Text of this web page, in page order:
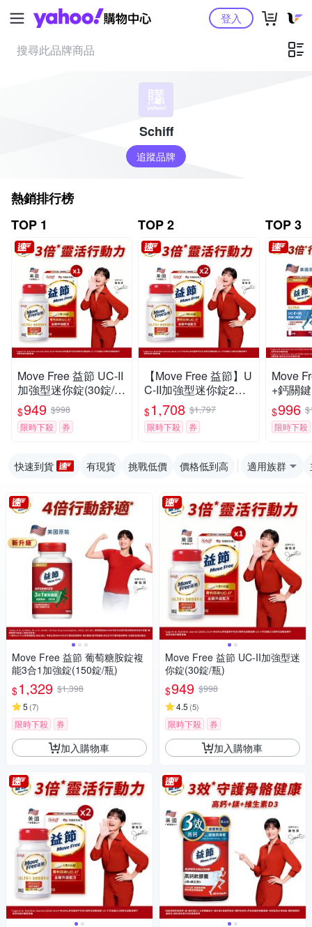
Yahoo購物中心登入
Schiff
追蹤品牌
熱銷排行榜
TOP 1
Move Free 益節 UC-II
加強型迷你錠(30錠/
瓶)
$949 $998
限時下殺
券
TOP 2
【Move Free 益節】U
C-II加強型迷你錠2瓶
(共60錠)
$1,708 $1,797
限時下殺
券
TOP 3
Move
+鈣關
瓶)
$996
限時下殺
快速到貨 有現貨 挑戰低價 價格低到高 適用族群
Move Free 益節 葡萄糖胺錠複
能3合1加強錠(150錠/瓶)
$1,329 $1,398
5 (7)
限時下殺 券
加入購物車
Move Free 益節 UC-II加強型迷
你錠(30錠/瓶)
$949 $998
4.5 (5)
限時下殺 券
加入購物車